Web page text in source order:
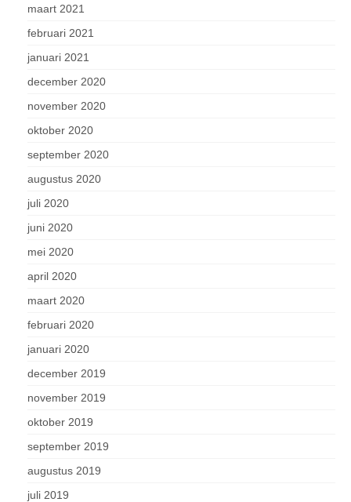
maart 2021
februari 2021
januari 2021
december 2020
november 2020
oktober 2020
september 2020
augustus 2020
juli 2020
juni 2020
mei 2020
april 2020
maart 2020
februari 2020
januari 2020
december 2019
november 2019
oktober 2019
september 2019
augustus 2019
juli 2019